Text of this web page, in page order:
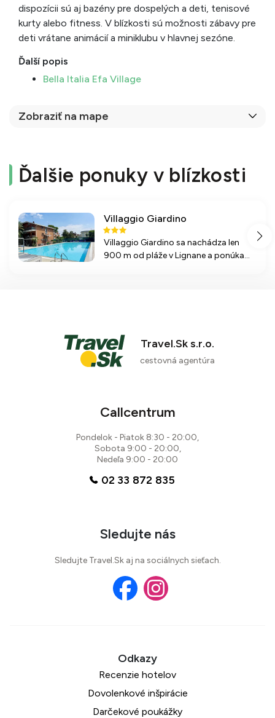
dispozícii sú aj bazény pre dospelých a deti, tenisové
kurty alebo fitness. V blízkosti sú možnosti zábavy pre
deti vrátane animácií a miniklubu v hlavnej sezóne.
Ďalší popis
Bella Italia Efa Village
Zobraziť na mape
Ďalšie ponuky v blízkosti
Villaggio Giardino
Villaggio Giardino sa nachádza len
900 m od pláže v Lignane a ponúka
Travel.Sk s.r.o.
cestovná agentúra
Callcentrum
Pondelok - Piatok 8:30 - 20:00,
Sobota 9:00 - 20:00,
Nedeľa 9:00 - 20:00
02 33 872 835
Sledujte nás
Sledujte Travel.Sk aj na sociálnych sieťach.
Recenzie hotelov
Dovolenkové inšpirácie
Darčekové poukážky